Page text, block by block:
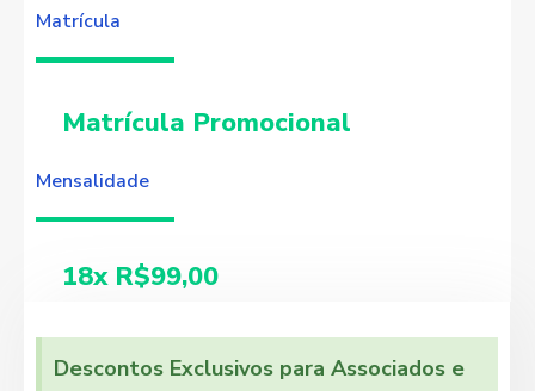
Matrícula
Matrícula Promocional
Mensalidade
18x R$99,00
Descontos Exclusivos para Associados e